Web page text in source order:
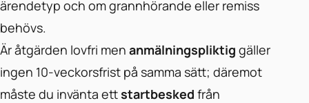
ärendetyp och om grannhörande eller remiss
behövs.
Är åtgärden lovfri men anmälningspliktig gäller
ingen 10-veckorsfrist på samma sätt; däremot
måste du invänta ettstartbesked från